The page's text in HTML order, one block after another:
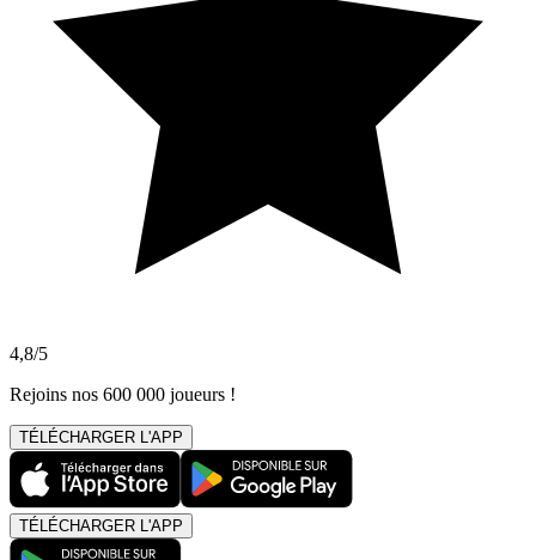
4,8/5
Rejoins nos 600 000 joueurs !
TÉLÉCHARGER L'APP
TÉLÉCHARGER L'APP